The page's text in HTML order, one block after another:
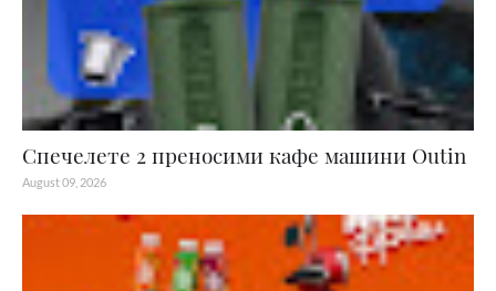
Спечелете 2 преносими кафе машини Outin
August 09, 2026